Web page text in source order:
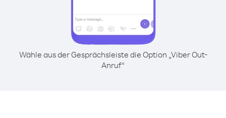
Wähle aus der Gesprächsleiste die Option „Viber Out-
Anruf“